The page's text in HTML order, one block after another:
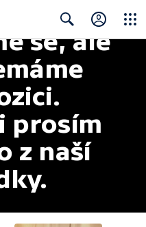
Search
se, ale
prosím
z naší